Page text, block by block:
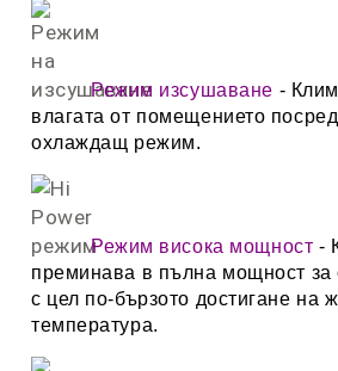
Режим изсушаване -
влагата от помещението
охлаждащ режим.
Режим висока мощност -
преминава в пълна мощност за
с цел по-бързото достигане на
температура.